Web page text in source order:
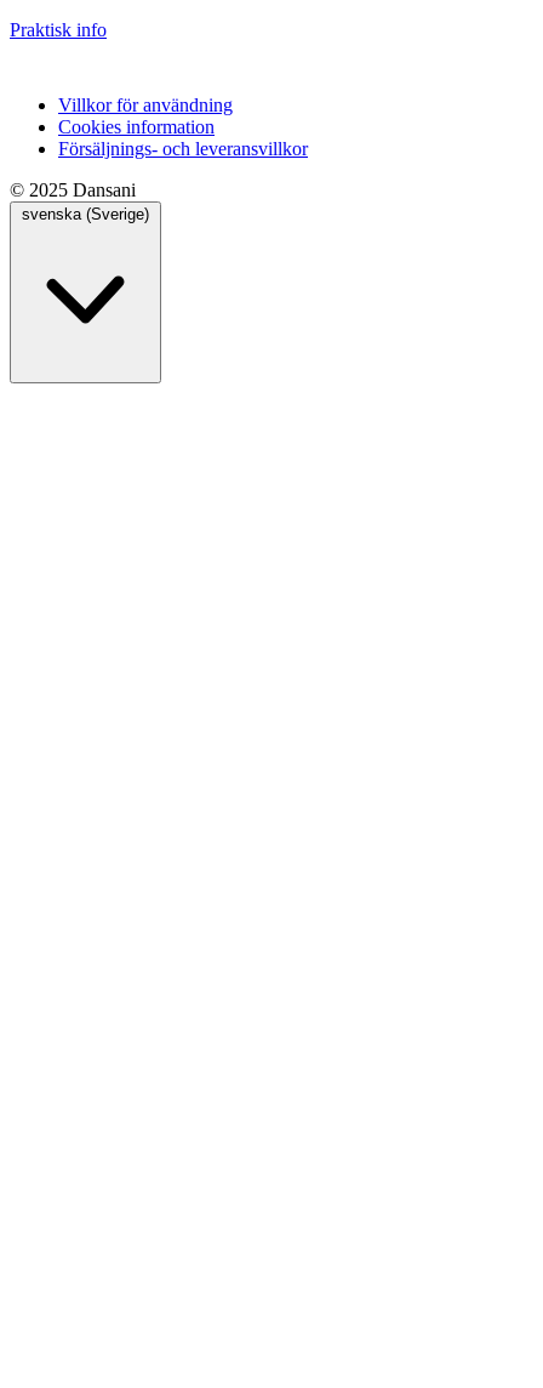
Praktisk info
Villkor för användning
Cookies information
Försäljnings- och leveransvillkor
© 2025 Dansani
svenska (Sverige)